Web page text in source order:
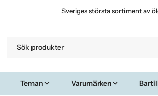
Sveriges största sortiment av
Teman Varumärken